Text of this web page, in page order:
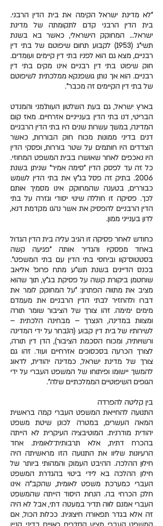
"לא מדינת ישראל הקימה את בית הדין הרבני.
בית הדין הרבני קדם לתקומתה של מדינת
ישראל… המחוקק הישראלי, כאשר בא בשנת
תשי"ג (1953) לקבוע תחום שיפוטם של בתי דין
רבניים, מצא גם הוא לפניו בתי דין קיימים ועומדים.
חוק שיפוט בתי דין רבניים אינו מקים בתי דין
רבניים. הוא אך נותן גושפנקא ממלכתית לשיפוטם
של בתי דין הקיימים זה מכבר".
בארץ ישראל, גם בעת השלטון העות'מני והמנדט
הבריטי, דנו בתי הדין בענייניים אזרחיים. מאז קום
המדינה, במשך עשרות שנים היו בתי הדין הרבניים
דנים בדיני ממונות מכוח חוק הבוררות, כאשר
הצדדים היו חותמים על שטר בוררות, ופסקי הדין
היו נאכפים לאחר שאושרו בבית המשפט המחוזי.
כל זה עד לפסק הדין "סימה אמיר" שניתן בשנת
2006. בתיק זה פסל בג"ץ את בתי הדין לשמש
כבוררים, בטענה שהמחוקק אינו מסמיך אותם
לכך. פסיקה זו חוללה שינוי יסודי וגזרה על בתי
הדין הרבניים להפסיק את אשר נהגו מקדמת דנא,
לדון בענייני ממון.
כחודש לאחר פסיקה זו הגיב עליה בית הדין הגדול
באחד מפסקיו והגדיר אותה "פגיעה קשה
בסטטוס־קוו וביחסי בתי הדין עם בתי המשפט".
בכנס הדיינים בשנת תש"ע מתח פרופ' אליאב
שוחטמן ביקורת קשה על פסיקת בג"ץ, תוך שהוא
מציב את מתווה הפתרון: "על המחוקק לומר את
דברו ולהחזיר לבתי הדין הרבניים את מעמדם
מימים ימימה. זהו צורך של הציבור שומר תורה
ומצוות במדינה, הנצרך – מבחינה הלכתית –
לשירותיו של בית דין קבוע (הנבחר על ידי המדינה
ורשויותיה, ומכוח הסכמת הציבור), הדן דין תורה,
לצורך הכרעה בסכסוכים אזרחיים ועוד. זהו גם
צורך של מדינת ישראל, כמדינה יהודית, לדאוג
להמשך יישומו ופיתוחו של המשפט העברי על ידי
הגופים השיפוטיים הממלכתיים שלה".
בין קליטה להפרדה
התנועה להחייאת המשפט העברי קמה בראשית
המאה העשרים, במטרה לכונן שיטת משפט
יהודית מודרנית. המוטיבציה העיקרית לא הייתה
בהכרח דתית, אלא תרבותית־לאומית. אחד
הרעיונות שליוו את התנועה הזו מראשיתה היה
חילוּן ההלכה. ההיבט העמוק והמהותי ביותר של
חילון ההלכה בא לידי ביטוי בהגדרת המשפט
העברי כמערכת משפט לאומית, שהקב"ה אינו
חלק הכרחי בה. הנחת היסוד הייתה שהמשפט
העברי אמנם לוּוה תדיר במעטה דתי, אבל לא היה
זה אלא בגדר תפאורה חיצונית. ככלות הכול, אם